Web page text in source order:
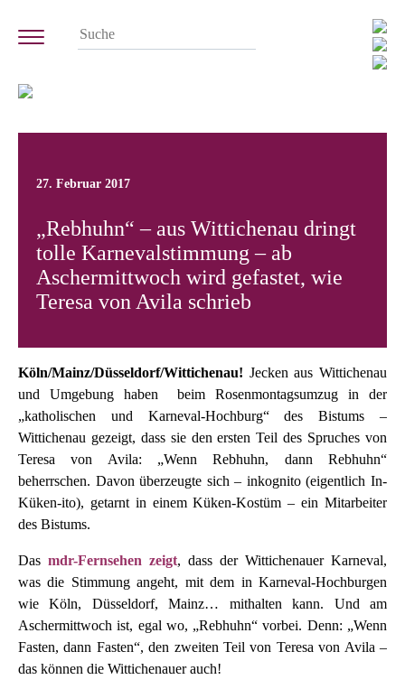
27. Februar 2017
„Rebhuhn“ – aus Wittichenau dringt
tolle Karnevalstimmung – ab
Aschermittwoch wird gefastet, wie
Teresa von Avila schrieb
Köln/Mainz/Düsseldorf/Wittichenau! Jecken aus Wittichenau
und Umgebung haben beim Rosenmontagsumzug in der
„katholischen und Karneval-Hochburg“ des Bistums –
Wittichenau gezeigt, dass sie den ersten Teil des Spruches von
Teresa von Avila: „Wenn Rebhuhn, dann Rebhuhn“
beherrschen. Davon überzeugte sich – inkognito (eigentlich In-
Küken-ito), getarnt in einem Küken-Kostüm – ein Mitarbeiter
des Bistums.
Das mdr-Fernsehen zeigt, dass der Wittichenauer Karneval,
was die Stimmung angeht, mit dem in Karneval-Hochburgen
wie Köln, Düsseldorf, Mainz… mithalten kann. Und am
Aschermittwoch ist, egal wo, „Rebhuhn“ vorbei. Denn: „Wenn
Fasten, dann Fasten“, den zweiten Teil von Teresa von Avila –
das können die Wittichenauer auch!